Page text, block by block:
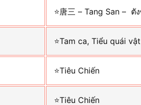
⭐Tam ca, Tiểu quái vật
⭐Tiêu Chiến
⭐Tiêu Chiến